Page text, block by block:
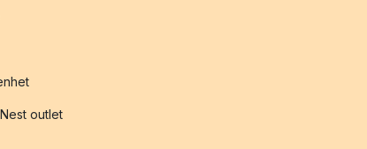
outlet